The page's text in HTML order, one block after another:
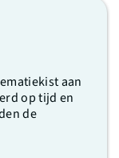
aan
op tijd en
de